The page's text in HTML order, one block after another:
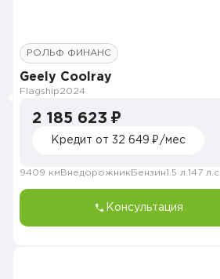
РОЛЬФ ФИНАНС
Geely Coolray
Flagship2024
2 185 623 ₽
Кредит от 32 649 ₽/мес
9409 км Внедорожник Бензин1.5 л. 147 л.с.
Консультация